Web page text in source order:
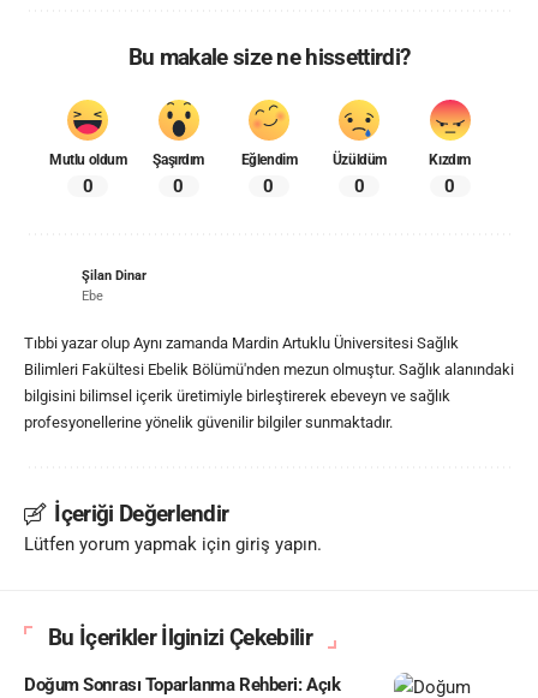
Bu makale size ne hissettirdi?
Mutlu oldum
0
Şaşırdım
0
Eğlendim
0
Üzüldüm
0
Kızdım
0
Şilan Dinar
Ebe
Tıbbi yazar olup Aynı zamanda Mardin Artuklu Üniversitesi Sağlık
Bilimleri Fakültesi Ebelik Bölümü'nden mezun olmuştur. Sağlık alanındaki
bilgisini bilimsel içerik üretimiyle birleştirerek ebeveyn ve sağlık
profesyonellerine yönelik güvenilir bilgiler sunmaktadır.
İçeriği Değerlendir
Lütfen yorum yapmak için giriş yapın.
Bu İçerikler İlginizi Çekebilir
Doğum Sonrası Toparlanma Rehberi: Açık